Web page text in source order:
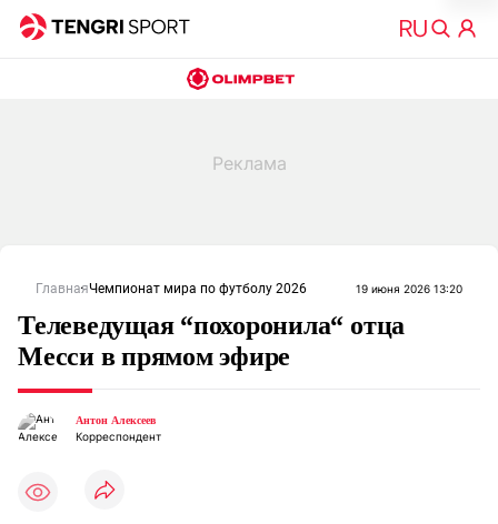
ГлавнаяЧемпионат мира по футболу 2026 19 июня 2026 13:20
Телеведущая “похоронила“ отца
Месси в прямом эфире
Антон Алексеев
Корреспондент